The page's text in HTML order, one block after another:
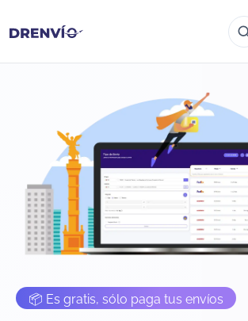
📦 Es gratis, sólo paga tus envíos